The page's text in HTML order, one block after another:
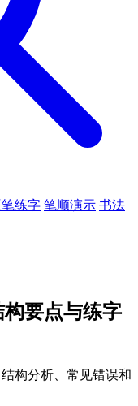
练字 笔顺演示 书法
要点与练字
构分析、常见错误和